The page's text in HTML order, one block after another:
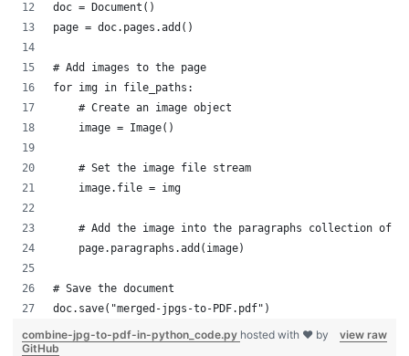
doc = Document()
page = doc.pages.add()
# Add images to the page
for img in file_paths:
    # Create an image object
    image = Image()
    # Set the image file stream
    image.file = img
# Add the image into the paragraphs collection of
    page.paragraphs.add(image)
# Save the document
doc.save("merged-jpgs-to-PDF.pdf")
view raw
combine-jpg-to-pdf-in-python_code.py hosted with ❤ by
GitHub